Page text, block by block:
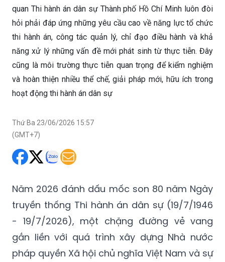
quan Thi hành án dân sự Thành phố Hồ Chí Minh luôn đòi
hỏi phải đáp ứng những yêu cầu cao về năng lực tổ chức
thi hành án, công tác quản lý, chỉ đạo điều hành và khả
năng xử lý những vấn đề mới phát sinh từ thực tiễn. Đây
cũng là môi trường thực tiễn quan trọng để kiểm nghiệm
và hoàn thiện nhiều thể chế, giải pháp mới, hữu ích trong
hoạt động thi hành án dân sự
Thứ Ba 23/06/2026 15:57
(GMT+7)
Năm 2026 đánh dấu mốc son 80 năm Ngày
truyền thống Thi hành án dân sự (19/7/1946
- 19/7/2026), một chặng đường vẻ vang
gắn liền với quá trình xây dựng Nhà nước
pháp quyền Xã hội chủ nghĩa Việt Nam và sự